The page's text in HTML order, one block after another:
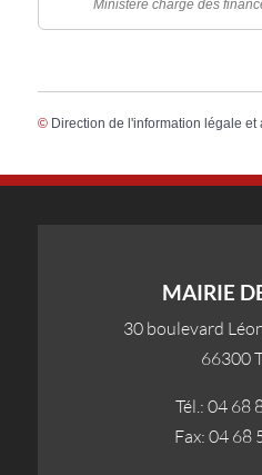
Ministère chargé des
© Direction de l'information légale et
MAIRIE
30 boulevard
66300
Tél.: 04 68
Fax: 04 68